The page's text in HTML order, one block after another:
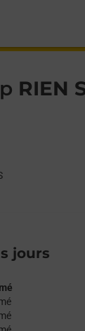
RIEN
jours